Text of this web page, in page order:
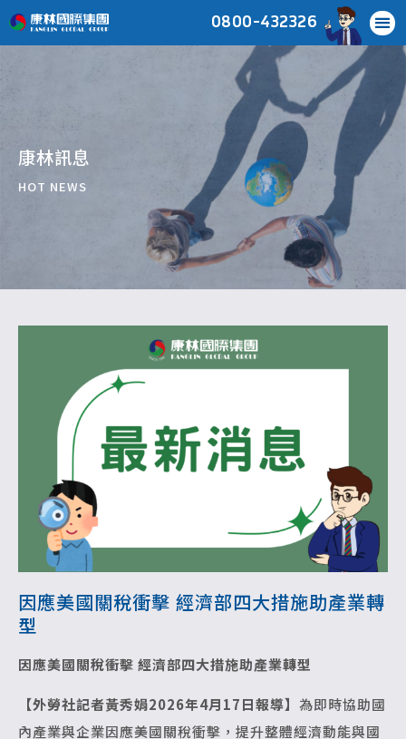
0800-432326
康林訊息
HOT NEWS
因應美國關稅衝擊 經濟部四大措施助產業轉
型
因應美國關稅衝擊 經濟部四大措施助產業轉型
【外勞社記者黃秀娟2026年4月17日報導】 為即時協助國
內產業與企業因應美國關稅衝擊，提升整體經濟動能與國